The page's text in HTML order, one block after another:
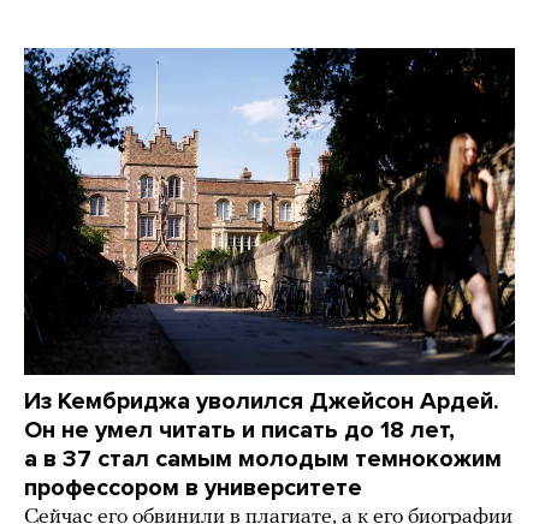
Из Кембриджа уволился Джейсон Ардей.
Он не умел читать и писать до 18 лет,
а в 37 стал самым молодым темнокожим
профессором в университете
Сейчас его обвинили в плагиате, а к его биографии